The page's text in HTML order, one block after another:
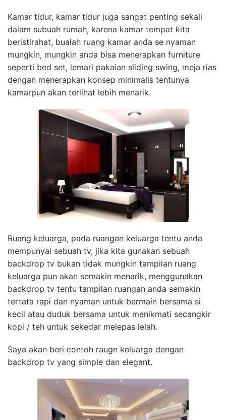
Kamar tidur, kamar tidur juga sangat penting sekali
dalam subuah rumah, karena kamar tempat kita
beristirahat, bualah ruang kamar anda se nyaman
mungkin, mungkin anda bisa menerapkan furniture
seperti bed set, lemari pakaian sliding swing, meja rias
dengan menerapkan konsep minimalis tentunya
kamarpun akan terlihat lebih menarik.
Ruang keluarga, pada ruangan keluarga tentu anda
mempunyai sebuah tv, jika kita gunakan sebuah
backdrop tv bukan tidak mungkin tampilan ruang
keluarga pun akan semakin menarik, menggunakan
backdrop tv tentu tampilan ruangan anda semakin
tertata rapi dan nyaman untuk bermain bersama si
kecil atau duduk bersama untuk menikmati secangkir
kopi / teh untuk sekedar melepas lelah.
Saya akan beri contoh raugn keluarga dengan
backdrop tv yang simple dan elegant.